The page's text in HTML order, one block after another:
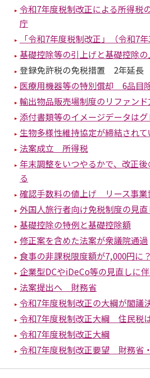
令和7年度税制改正による所得
庁
「令和7年度税制改正」（令和7
基礎控除等の引上げと基礎控除
登録免許税の免税措置 2年延
医療用機器等の特別償却 6品目
輸出物品販売場制度のリファン
添付書類等のイメージデータは
生物多様性維持協定が締結され
法案成立 所得税
年末調整をいつやるかで、改正
る
確認手数料の値上げ リース事業
外国人旅行者向け免税制度の見
基礎控除の特例と基礎控除額
修正案を含めた法案が衆議院通過
食事の非課税限度額が7,000円
企業型DCやiDeCo等の見直しに
法案提出へ 財務省
令和7年度税制改正の大綱が閣
令和7年度税制改正大綱 住民税
令和7年度税制改正大綱
令和7年度税制改正要望 財務省